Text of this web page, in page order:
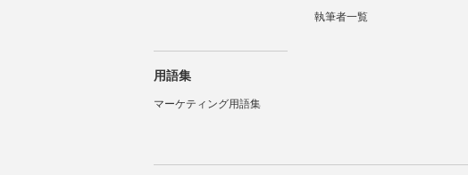
執筆者一覧
用語集
マーケティング用語集